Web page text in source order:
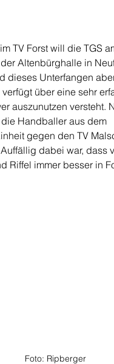
TV Forst will die TGS
Altenbürghalle in
dieses Unterfangen
über eine sehr
auszunutzen versteht.
Handballer aus dem
gegen den TV
dabei war, dass
Riffel immer besser in
Foto: Ripberger